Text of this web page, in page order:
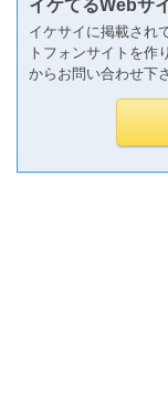
イケてるWebサ
イケサイに掲載され
トフォンサイトを作
からお問い合わせ下